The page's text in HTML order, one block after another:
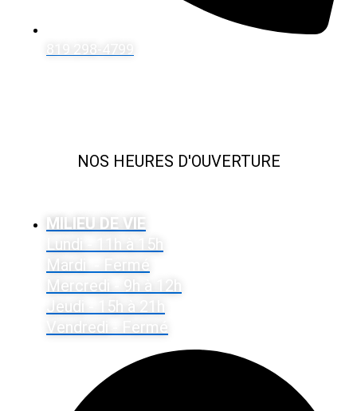
819 298-4799
NOS HEURES D'OUVERTURE
MILIEU DE VIE
Lundi - 11h à 15h
Mardi - Fermé
Mercredi - 9h à 12h
Jeudi - 15h à 21h
Vendredi - Fermé